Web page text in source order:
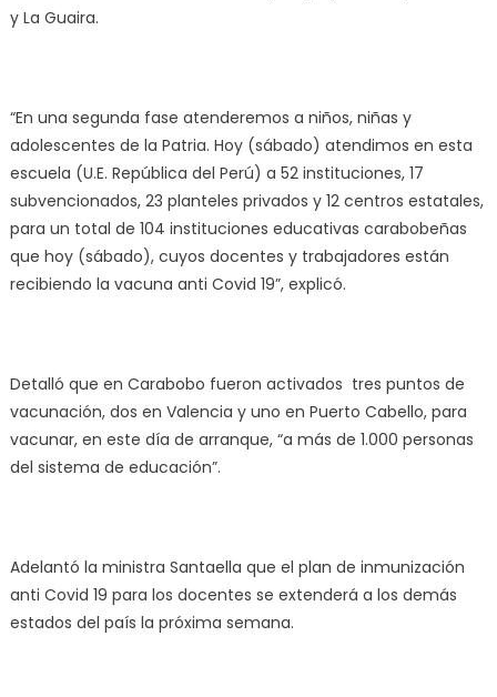
y La Guaira.
“En una segunda fase atenderemos a niños, niñas y
adolescentes de la Patria. Hoy (sábado) atendimos en esta
escuela (U.E. República del Perú) a 52 instituciones, 17
subvencionados, 23 planteles privados y 12 centros estatales,
para un total de 104 instituciones educativas carabobeñas
que hoy (sábado), cuyos docentes y trabajadores están
recibiendo la vacuna anti Covid 19”, explicó.
Detalló que en Carabobo fueron activados tres puntos de
vacunación, dos en Valencia y uno en Puerto Cabello, para
vacunar, en este día de arranque, “a más de 1.000 personas
del sistema de educación”.
Adelantó la ministra Santaella que el plan de inmunización
anti Covid 19 para los docentes se extenderá a los demás
estados del país la próxima semana.